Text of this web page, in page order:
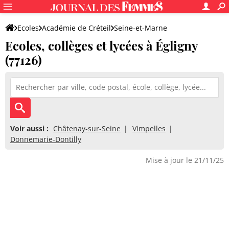
Ecoles Académie de Créteil Seine-et-Marne
Ecoles, collèges et lycées à Égligny
(77126)
Voir aussi : Châtenay-sur-Seine
Vimpelles
Donnemarie-Dontilly
Mise à jour le 21/11/25